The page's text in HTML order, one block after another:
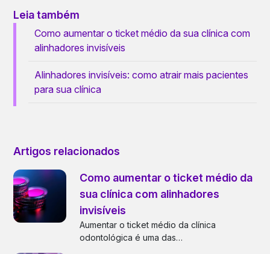
Leia também
Como aumentar o ticket médio da sua clínica com
alinhadores invisíveis
Alinhadores invisíveis: como atrair mais pacientes
para sua clínica
Artigos relacionados
Como aumentar o ticket médio da
sua clínica com alinhadores
invisíveis
Aumentar o ticket médio da clínica
odontológica é uma das…